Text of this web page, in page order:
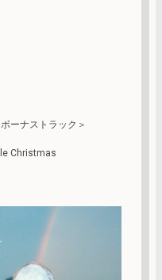
ーナストラック＞
Christmas